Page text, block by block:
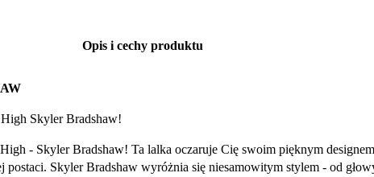
Opis i cechy produktu
Skyler Bradshaw!
- Skyler Bradshaw! Ta lalka oczaruje Cię swoim pięknym
Skyler Bradshaw wyróżnia się niesamowitym stylem - od